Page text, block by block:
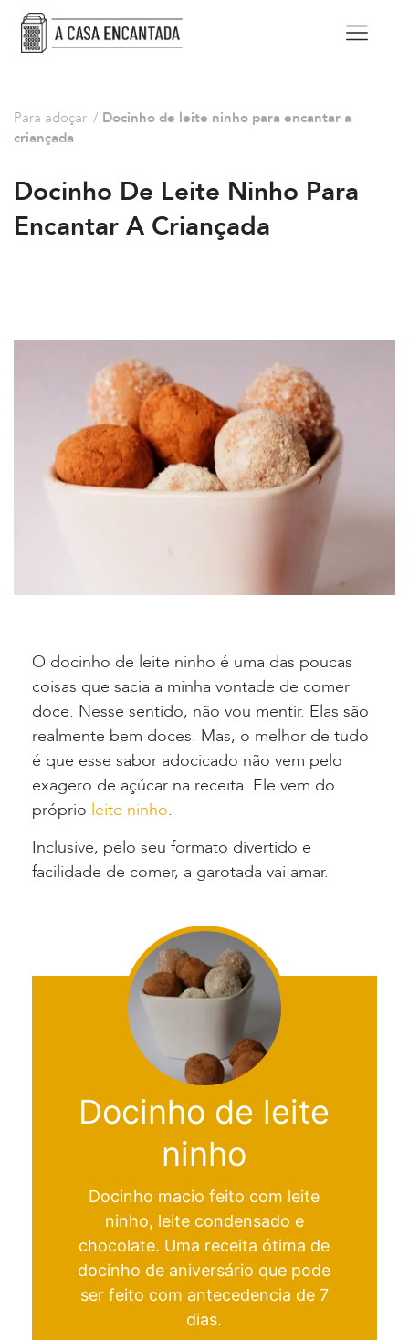
Para adoçar / Docinho de leite ninho para encantar a
criançada
Docinho De Leite Ninho Para
Encantar A Criançada
O docinho de leite ninho é uma das poucas
coisas que sacia a minha vontade de comer
doce. Nesse sentido, não vou mentir. Elas são
realmente bem doces. Mas, o melhor de tudo
é que esse sabor adocicado não vem pelo
exagero de açúcar na receita. Ele vem do
próprio leite ninho.
Inclusive, pelo seu formato divertido e
facilidade de comer, a garotada vai amar.
Docinho de leite
ninho
Docinho macio feito com leite
ninho, leite condensado e
chocolate. Uma receita ótima de
docinho de aniversário que pode
ser feito com antecedencia de 7
dias.